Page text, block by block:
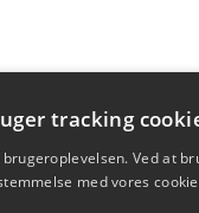
tracking
Ved at
med vores